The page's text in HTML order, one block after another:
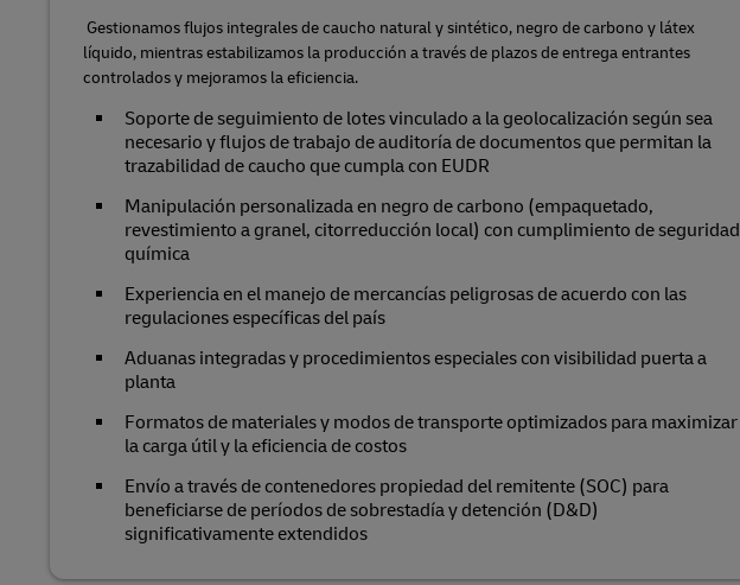
Gestionamos flujos integrales de caucho natural y sintético, negro de carbono y látex
líquido, mientras estabilizamos la producción a través de plazos de entrega entrantes
controlados y mejoramos la eficiencia.
Soporte de seguimiento de lotes vinculado a la geolocalización según sea
necesario y flujos de trabajo de auditoría de documentos que permitan la
trazabilidad de caucho que cumpla con EUDR
Manipulación personalizada en negro de carbono (empaquetado,
revestimiento a granel, citorreducción local) con cumplimiento de seguridad
química
Experiencia en el manejo de mercancías peligrosas de acuerdo con las
regulaciones específicas del país
Aduanas integradas y procedimientos especiales con visibilidad puerta a
planta
Formatos de materiales y modos de transporte optimizados para maximizar
la carga útil y la eficiencia de costos
Envío a través de contenedores propiedad del remitente (SOC) para
beneficiarse de períodos de sobrestadía y detención (D&D)
significativamente extendidos